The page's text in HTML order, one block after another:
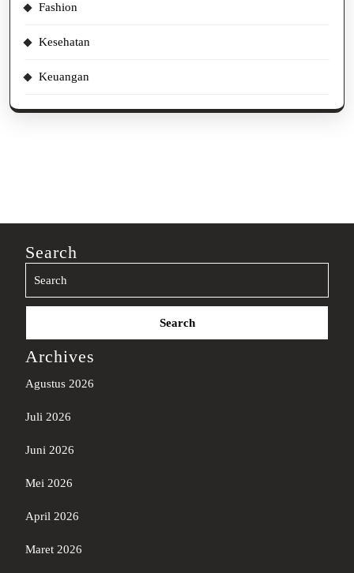
Fashion
Kesehatan
Keuangan
Search
Search
Archives
Agustus 2026
Juli 2026
Juni 2026
Mei 2026
April 2026
Maret 2026